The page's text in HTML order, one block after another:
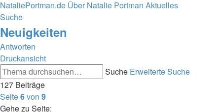
NataliePortman.de Über Natalie Portman Aktuelles
Suche
Neuigkeiten
Antworten
Druckansicht
Suche Erweiterte Suche
127 Beiträge
Seite6von 9
Gehe zu Seite: